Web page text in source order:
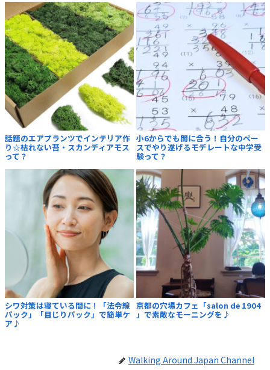
話題のエアプランツでインテリア作
り☆枯れない苔・スカンディアモス
って？
小6からでも間に合う！自分のペー
スでやり遂げるモデレートな中学受
験って？
シワ対策は寝ている間に！「法令線
パック」「目じりパック」で簡単ケ
ア♪
京都の穴場カフェ「salon de 1904
」で素敵なモーニングを♪
Walking Around Japan Channel